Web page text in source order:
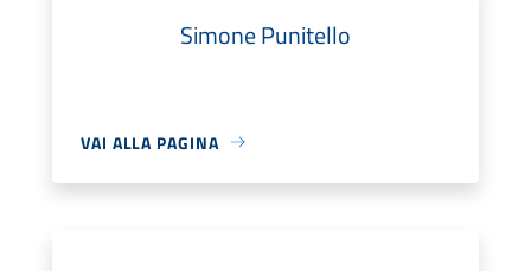
Simone Punitello
VAI ALLA PAGINA